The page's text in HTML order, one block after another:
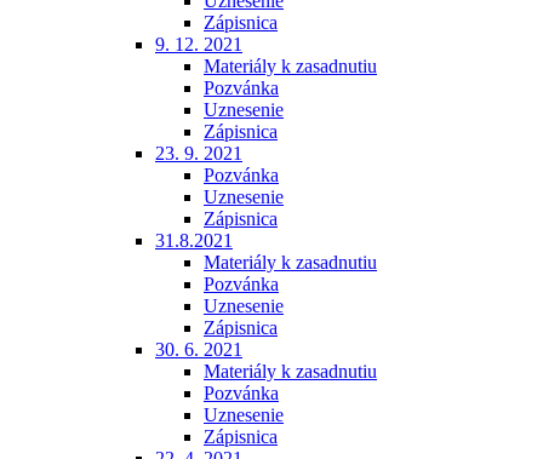
Zápisnica
9. 12. 2021
Materiály k zasadnutiu
Pozvánka
Uznesenie
Zápisnica
23. 9. 2021
Pozvánka
Uznesenie
Zápisnica
31.8.2021
Materiály k zasadnutiu
Pozvánka
Uznesenie
Zápisnica
30. 6. 2021
Materiály k zasadnutiu
Pozvánka
Uznesenie
Zápisnica